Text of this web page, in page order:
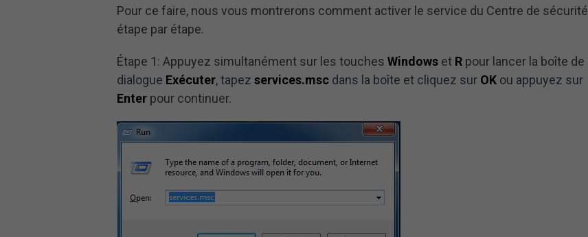
Pour ce faire, nous vous montrerons comment activer le service du Centre de sécurité
étape par étape.
Étape 1: Appuyez simultanément sur les touchesWindows et R pour lancer la boîte de
dialogue Exécuter, tapezservices.msc dans la boîte et cliquez sur OK ou appuyez sur
Enter pour continuer.